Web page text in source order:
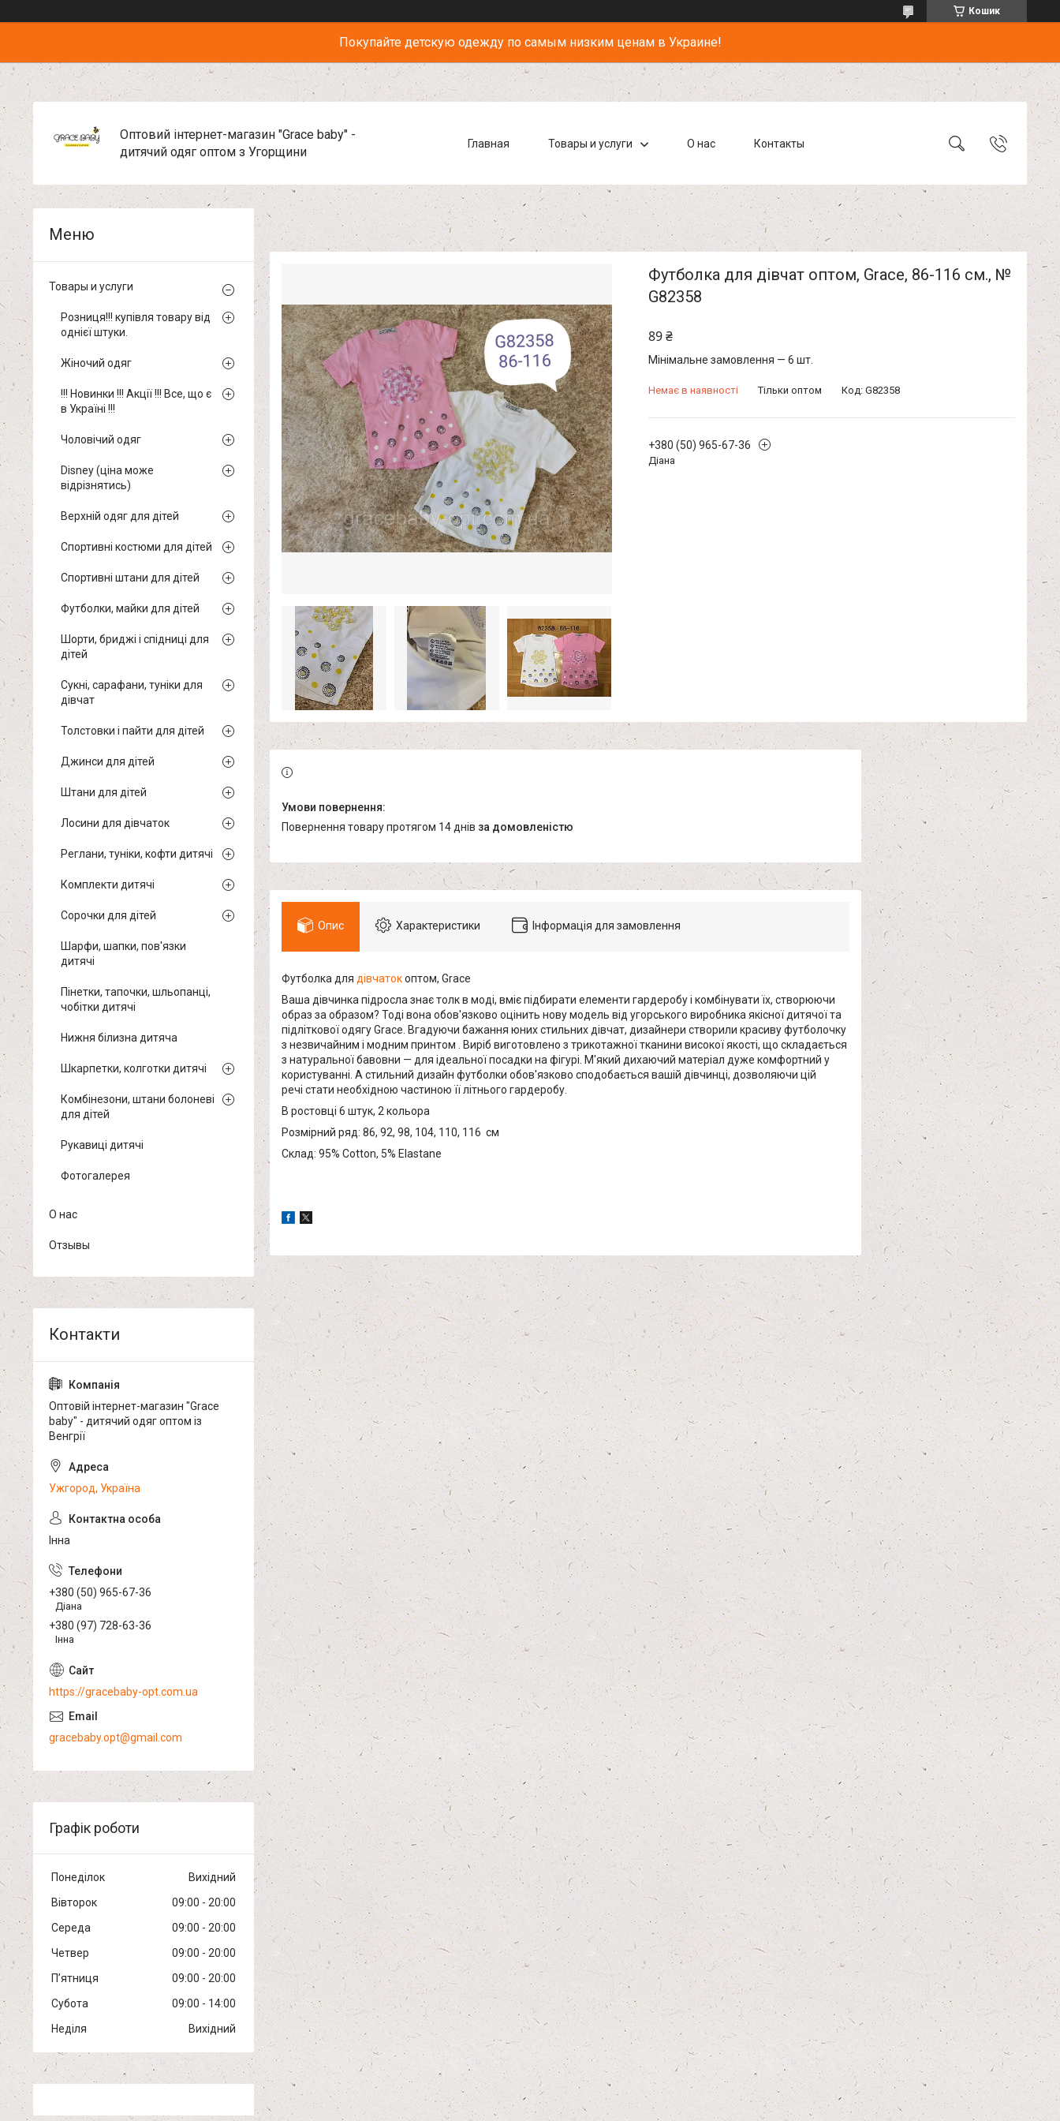
Кошик
Покупайте детскую одежду по самым низким ценам в Украине!
Оптовий інтернет-магазин "Grace baby" -
дитячий одяг оптом з Угорщини
Главная Товары и услуги О нас Контакты
Футболка для дівчат оптом, Grace, 86-116 см., №
G82358
89 ₴
Мінімальне замовлення — 6 шт.
Немає в наявності Тільки оптом Код: G82358
+380 (50) 965-67-36
Діана
повернення товару протягом 14 днів за домовленістю
Опис Характеристики Інформація для замовлення
Футболка для дівчатокоптом, Grace
Ваша дівчинка підросла знає толк в моді, вміє підбирати елементи гардеробу і комбінувати їх, створюючи
образ за образом? Тоді вона обов'язково оцінить нову модель від угорського виробника якісної дитячої та
підліткової одягу Grace. Вгадуючи бажання юних стильних дівчат, дизайнери створили красиву футболочку
з незвичайним і модним принтом . Виріб виготовлено з трикотажної тканини високої якості, що складається
з натуральної бавовни — для ідеальної посадки на фігурі. М'який дихаючий матеріал дуже комфортний у
користуванні. А стильний дизайн футболки обов'язково сподобається вашій дівчинці, дозволяючи цій
речі стати необхідною частиною її літнього гардеробу.
В ростовці 6 штук, 2 кольора
Розмірний ряд: 86, 92, 98, 104, 110, 116 см
Склад: 95% Cotton, 5% Elastane
Товары и услуги
Розниця!!! купівля товару від
однієї штуки.
Жіночий одяг
!!! Новинки !!! Акції !!! Все, що є
в Україні !!!
Чоловічий одяг
Disney (ціна може
відрізнятись)
Верхній одяг для дітей
Спортивні костюми для дітей
Спортивні штани для дітей
Футболки, майки для дітей
Шорти, бриджі і спідниці для
дітей
Сукні, сарафани, туніки для
дівчат
Толстовки і пайти для дітей
Джинси для дітей
Штани для дітей
Лосини для дівчаток
Реглани, туніки, кофти дитячі
Комплекти дитячі
Сорочки для дітей
Шарфи, шапки, пов'язки
дитячі
Пінетки, тапочки, шльопанці,
чобітки дитячі
Нижня білизна дитяча
Шкарпетки, колготки дитячі
Комбінезони, штани болоневі
для дітей
Рукавиці дитячі
Фотогалерея
О нас
Отзывы
Оптовій інтернет-магазин "Grace
baby" - дитячий одяг оптом із
Венгрії
Ужгород, Україна
Інна
+380 (50) 965-67-36
Діана
+380 (97) 728-63-36
Інна
https://gracebaby-opt.com.ua
gracebaby.opt@gmail.com
Графік роботи
Понеділок
Вихідний
Вівторок
09:00
20:00
Середа
09:00
20:00
Четвер
09:00
20:00
Пʼятниця
09:00
20:00
Субота
09:00
14:00
Неділя
Вихідний